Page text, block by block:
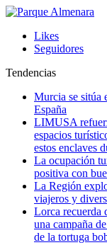
Likes
Seguidores
Tendencias
Murcia se sitúa
España
LIMUSA
espacios
estos enclaves
La ocupación
positiva con
La Región
viajeros y
Lorca recuerda
una campaña
de la tortuga